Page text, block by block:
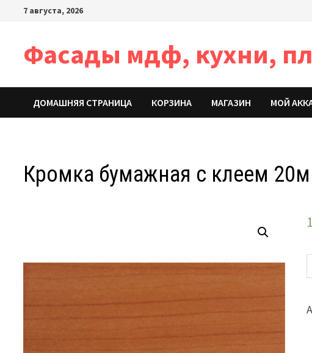
Перейти7 августа, 2026
Фасады мдф, кухни,
ДОМАШНЯЯ СТРАНИЦА КОРЗИНА МАГАЗИН МОЙ
Кромка бумажная с клеем
с